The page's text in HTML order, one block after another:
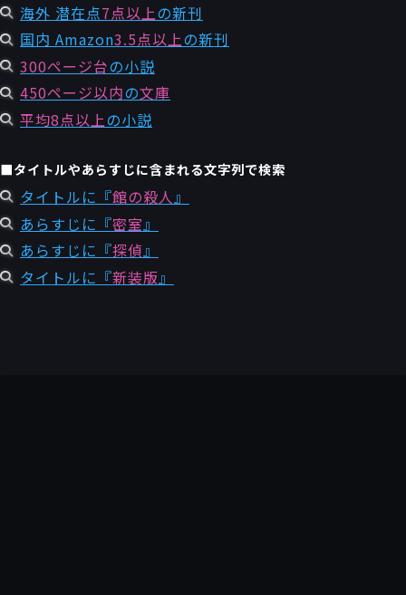
海外 潜在点7点以上の新刊
国内 Amazon3.5点以上の新刊
300ページ台の小説
450ページ以内の文庫
平均8点以上の小説
■タイトルやあらすじに含まれる文字列で検索
タイトルに『館の殺人』
あらすじに『密室 』
あらすじに『探偵』
タイトルに『新装版』